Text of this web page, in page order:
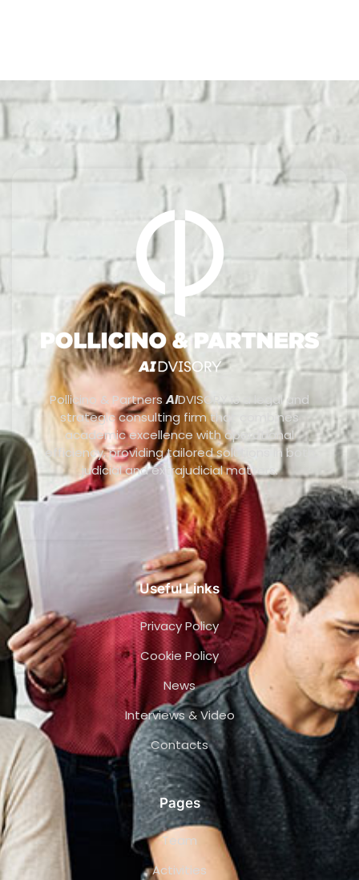
Pollicino & PartnersAIDVISORY is a legal and
strategic consulting firm that combines
academic excellence with operational
efficiency, providing tailored solutions in both
judicial and extrajudicial matters.
Useful Links
Privacy Policy
Cookie Policy
News
Interviews & Video
Contacts
Pages
Team
Activities